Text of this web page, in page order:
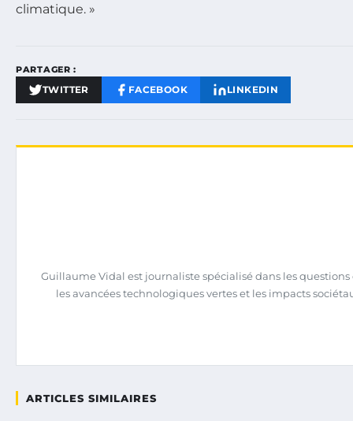
climatique. »
PARTAGER :
TWITTER FACEBOOK LINKEDIN
Guillaume Vidal est journaliste spécialisé dans les
les avancées technologiques vertes et les impacts
ARTICLES SIMILAIRES